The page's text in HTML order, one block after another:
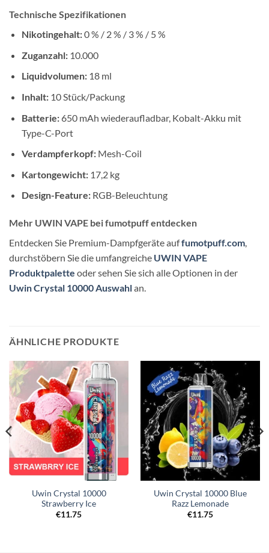
Technische Spezifikationen
Nikotingehalt:0 % / 2 % / 3 % / 5 %
Zuganzahl:10.000
Liquidvolumen:18 ml
Inhalt:10 Stück/Packung
Batterie:650 mAh wiederaufladbar, Kobalt-Akku mit
Type-C-Port
Verdampferkopf:Mesh-Coil
Kartongewicht:17,2 kg
Design-Feature:RGB-Beleuchtung
Mehr UWIN VAPE bei fumotpuff entdecken
Entdecken Sie Premium-Dampfgeräte auffumotpuff.com,
durchstöbern Sie die umfangreiche UWIN VAPE
Produktpalette oder sehen Sie sich alle Optionen in der
Uwin Crystal 10000 Auswahlan.
ÄHNLICHE PRODUKTE
Uwin Crystal 10000
Strawberry Ice
€11.75
Uwin Crystal 10000 Blue
Razz Lemonade
€11.75